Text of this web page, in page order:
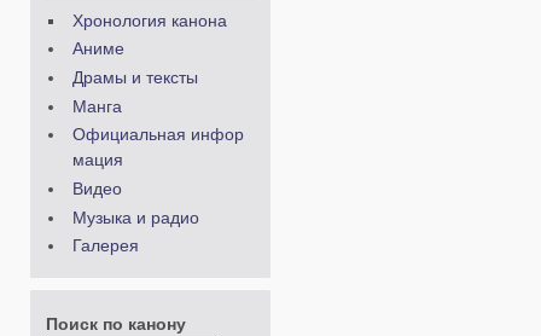
Хронология канона
Аниме
Драмы и тексты
Манга
Официальная инфор
мация
Видео
Музыка и радио
Галерея
Поиск по канону